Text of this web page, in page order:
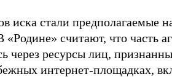
иска стали предполагаемые
считают, что часть
через ресурсы лиц,
интернет-площадках,